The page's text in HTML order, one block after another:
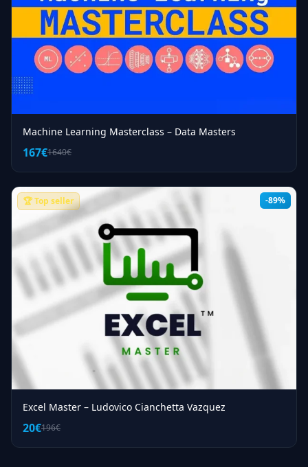
Machine Learning Masterclass – Data Masters
167€1640€
-89%
🏆 Top seller
Excel Master – Ludovico Cianchetta Vazquez
20€196€